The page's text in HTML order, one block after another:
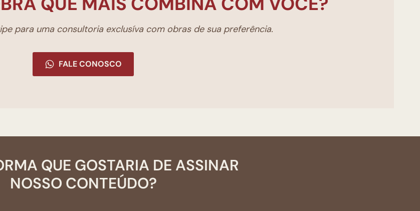
para uma consultoria exclusíva com obras de sua preferência.
FALE CONOSCO
QUE GOSTARIA DE ASSINAR
NOSSO CONTEÚDO?